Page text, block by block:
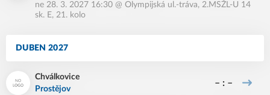
ne 28. 3. 2027 16:30 @ Olympijská ul.-tráva, 2.MSŽL-U 14
sk. E, 21. kolo
DUBEN 2027
Chválkovice
Prostějov
– : –